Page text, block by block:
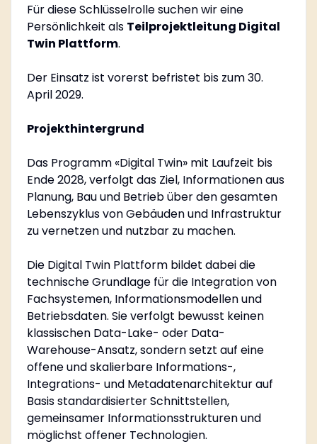
Für diese Schlüsselrolle suchen wir eine
Persönlichkeit als Teilprojektleitung Digital
Twin Plattform.
Der Einsatz ist vorerst befristet bis zum 30.
April 2029.
Projekthintergrund
Das Programm «Digital Twin» mit Laufzeit bis
Ende 2028, verfolgt das Ziel, Informationen aus
Planung, Bau und Betrieb über den gesamten
Lebenszyklus von Gebäuden und Infrastruktur
zu vernetzen und nutzbar zu machen.
Die Digital Twin Plattform bildet dabei die
technische Grundlage für die Integration von
Fachsystemen, Informationsmodellen und
Betriebsdaten. Sie verfolgt bewusst keinen
klassischen Data-Lake- oder Data-
Warehouse-Ansatz, sondern setzt auf eine
offene und skalierbare Informations-,
Integrations- und Metadatenarchitektur auf
Basis standardisierter Schnittstellen,
gemeinsamer Informationsstrukturen und
möglichst offener Technologien.